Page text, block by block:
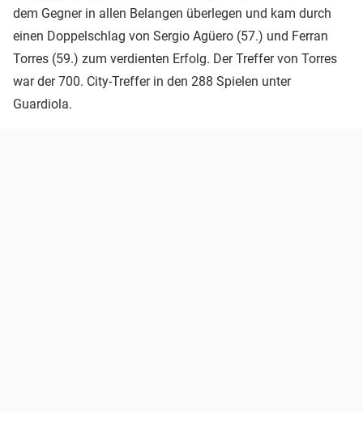
dem Gegner in allen Belangen überlegen und kam durch
einen Doppelschlag von Sergio Agüero (57.) und Ferran
Torres (59.) zum verdienten Erfolg. Der Treffer von Torres
war der 700. City-Treffer in den 288 Spielen unter
Guardiola.